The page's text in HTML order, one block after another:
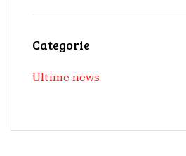
Categorie
Ultime news